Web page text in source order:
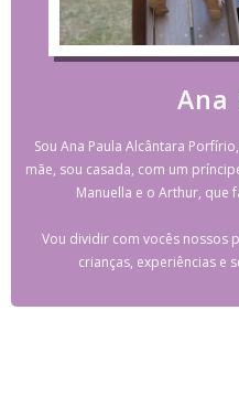
Ana
Sou Ana Paula Alcântara
mãe, sou casada, com um
Manuella e o Arthur, que
Vou dividir com vocês nossos
crianças, experiências e